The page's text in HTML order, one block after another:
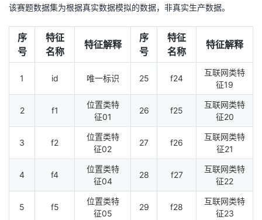
注
开
发
学
堂
的
Programs
我
的
支
持
我
该赛题数据集为根据真实数据模拟的数据，非真实生产数据。
序
号
特征
名称
特征解释
序
号
特征
名称
特征解释
1 id 唯一标识 25 f24
互联网类特
征19
2 f1
位置类特
征01
26 f25
互联网类特
征20
3 f2
位置类特
征02
27 f26
互联网类特
征21
4 f4
位置类特
征04
28 f27
互联网类特
征22
5 f5
位置类特
征05
29 f28
互联网类特
征23